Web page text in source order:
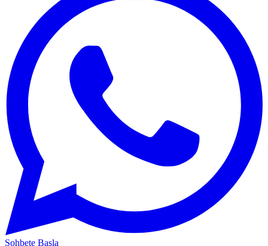
Sohbete Başla